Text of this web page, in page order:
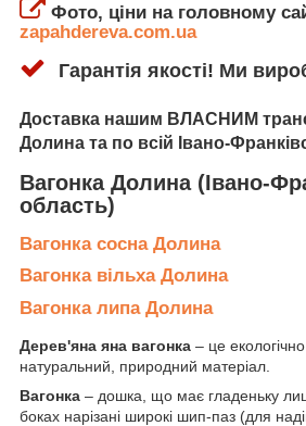
Фото, ціни на головному
zapahdereva.com.ua
Гарантія якості! Ми
Доставка нашим ВЛАСНИМ
Долина та по всій Івано-
Вагонка Долина (Івано-
область)
Вагонка сосна Долина
Вагонка вільха Долина
Вагонка липа Долина
Дерев'яна яна вагонка – це
натуральний, природний матеріал.
Вагонка – дошка, що має гладеньку
боках нарізані широкі шип-паз (для